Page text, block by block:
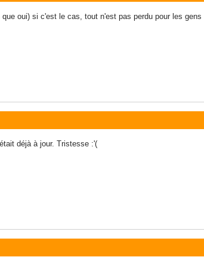
oui) si c'est le cas, tout n'est pas perdu pour les
déjà à jour. Tristesse :'(